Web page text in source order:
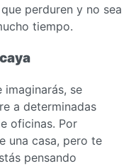
perduren y no sea
tiempo.
imaginarás, se
a determinadas
oficinas. Por
una casa, pero te
pensando